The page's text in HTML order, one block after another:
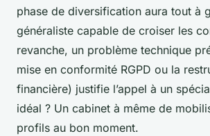
phase de diversification aura tout à
généraliste capable de croiser les
revanche, un problème technique
mise en conformité RGPD ou la
financière) justifie l’appel à un
idéal ? Un cabinet à même de
profils au bon moment.